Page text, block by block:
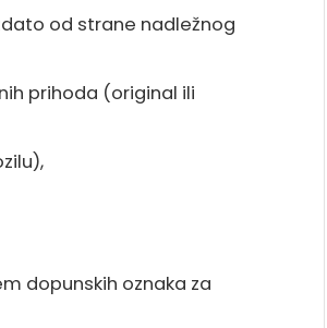
od strane nadležnog
prihoda (original ili
dopunskih oznaka za